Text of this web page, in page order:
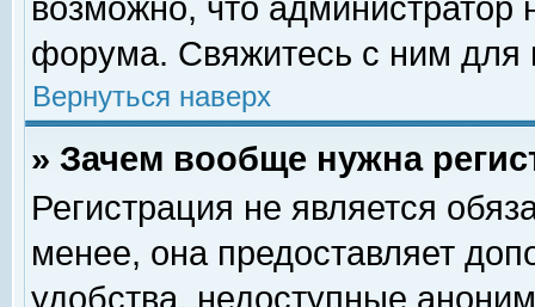
возможно, что
форума. Свяжитесь с ним для
Вернуться наверх
» Зачем вообще нужна
Регистрация не является
менее, она предоставляет
удобства, недоступные